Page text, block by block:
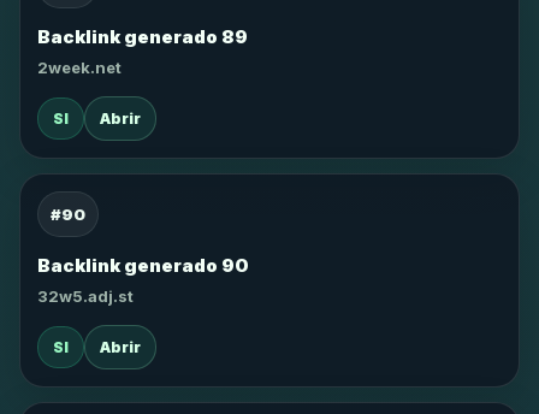
Backlink generado 89
2week.net
SI Abrir
#90
Backlink generado 90
32w5.adj.st
SI Abrir